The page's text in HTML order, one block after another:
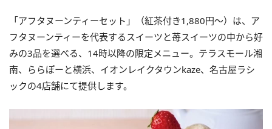
「アフタヌーンティーセット」（紅茶付き1,880円～）は、ア
フタヌーンティーを代表するスイーツと苺スイーツの中から好
みの3品を選べる、14時以降の限定メニュー。テラスモール湘
南、ららぽーと横浜、イオンレイクタウンkaze、名古屋ラシ
ックの4店舗にて提供します。